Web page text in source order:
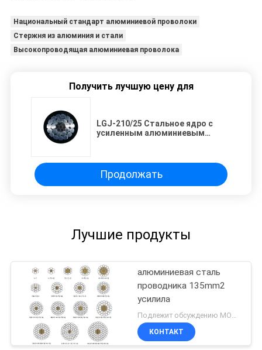
Национальный стандарт алюминиевой проволоки
Стержня из алюминия и стали
Высокопроводящая алюминиевая проволока
Получить лучшую цену для
LGJ-210/25 Стальное ядро с
усиленным алюминиевым
Продолжать
Лучшие продукты
алюминиевая сталь
проводника 135mm2
усилила
КОНТАКТ